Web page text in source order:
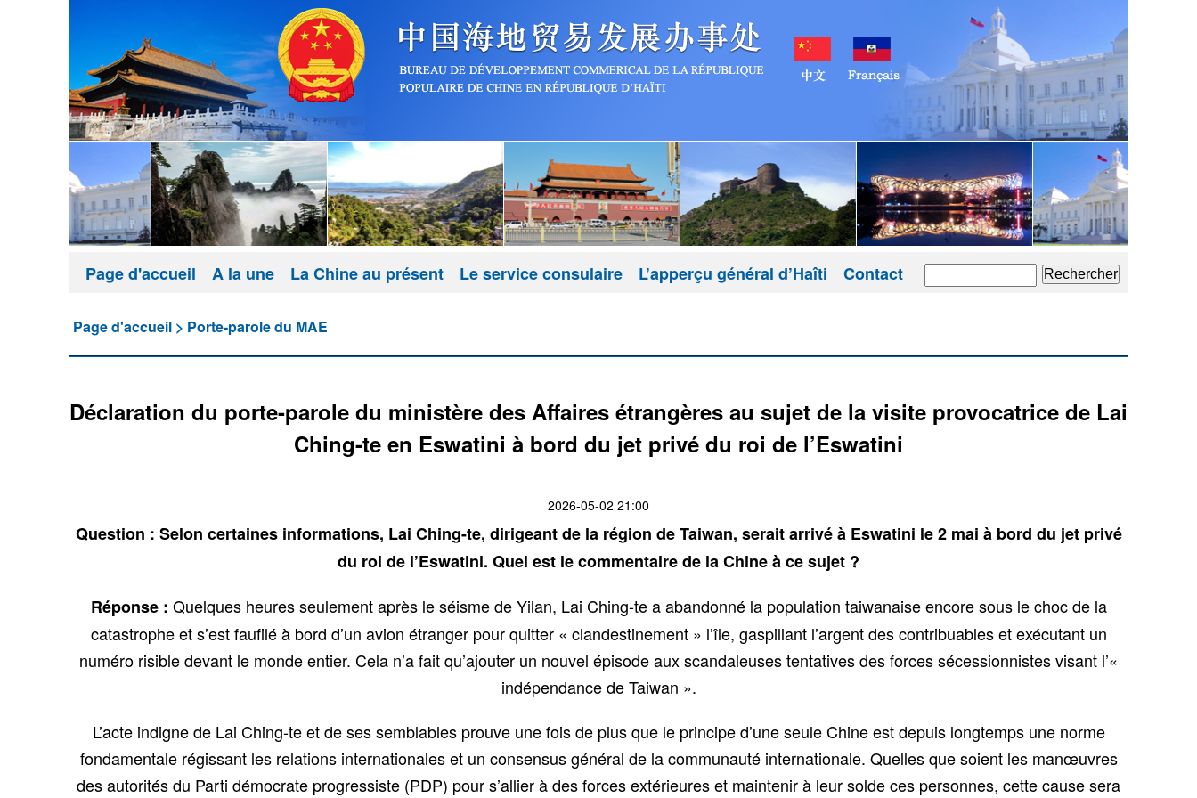
Page d'accueil A la une La Chine au présent Le service consulaire L’apperçu général d’Haîti Contact Rechercher
Page d'accueil > Porte-parole du MAE
Déclaration du porte-parole du ministère des Affaires étrangères au sujet de la visite provocatrice de Lai
Ching-te en Eswatini à bord du jet privé du roi de l’Eswatini
2026-05-02 21:00
Question : Selon certaines informations, Lai Ching-te, dirigeant de la région de Taiwan, serait arrivé à Eswatini le 2 mai à bord du jet privé
du roi de l’Eswatini. Quel est le commentaire de la Chine à ce sujet ?
Réponse : Quelques heures seulement après le séisme de Yilan, Lai Ching-te a abandonné la population taiwanaise encore sous le choc de la
catastrophe et s’est faufilé à bord d’un avion étranger pour quitter « clandestinement » l’île, gaspillant l’argent des contribuables et exécutant un
numéro risible devant le monde entier. Cela n’a fait qu’ajouter un nouvel épisode aux scandaleuses tentatives des forces sécessionnistes visant l’«
indépendance de Taiwan ».
L’acte indigne de Lai Ching-te et de ses semblables prouve une fois de plus que le principe d’une seule Chine est depuis longtemps une norme
fondamentale régissant les relations internationales et un consensus général de la communauté internationale. Quelles que soient les manœuvres
des autorités du Parti démocrate progressiste (PDP) pour s’allier à des forces extérieures et maintenir à leur solde ces personnes, cette cause sera